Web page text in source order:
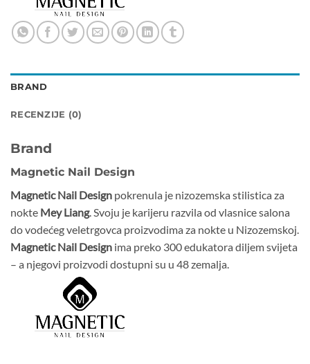
BRAND
RECENZIJE (0)
Brand
Magnetic Nail Design
Magnetic Nail Design pokrenula je nizozemska stilistica za
nokte Mey Liang. Svoju je karijeru razvila od vlasnice salona
do vodećeg veletrgovca proizvodima za nokte u Nizozemskoj.
Magnetic Nail Design ima preko 300 edukatora diljem svijeta
– a njegovi proizvodi dostupni su u 48 zemalja.